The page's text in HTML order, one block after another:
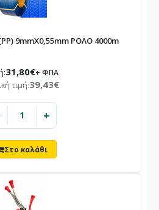
9mmX0,55mm ΡΟΛΟ 4000m
31,80€+ ΦΠΑ
τιμή:39,43€
+